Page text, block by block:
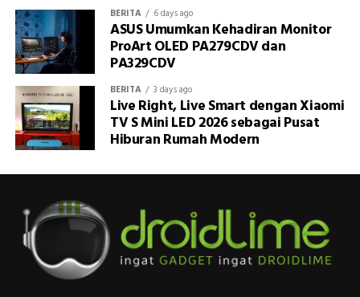
BERITA 6 days ago
ASUS Umumkan Kehadiran Monitor
ProArt OLED PA279CDV dan
PA329CDV
BERITA 3 days ago
Live Right, Live Smart dengan Xiaomi
TV S Mini LED 2026 sebagai Pusat
Hiburan Rumah Modern